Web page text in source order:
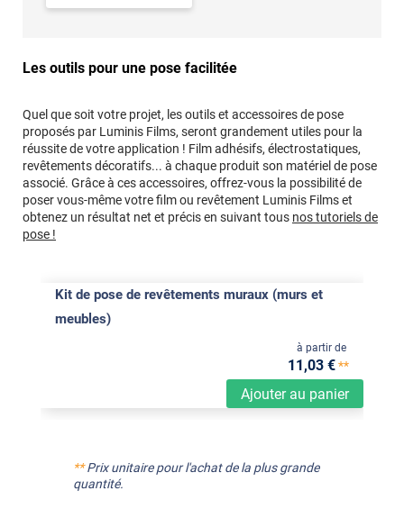
Les outils pour une pose facilitée
Quel que soit votre projet, les outils et accessoires de pose
proposés par Luminis Films, seront grandement utiles pour la
réussite de votre application ! Film adhésifs, électrostatiques,
revêtements décoratifs... à chaque produit son matériel de pose
associé. Grâce à ces accessoires, offrez-vous la possibilité de
poser vous-même votre film ou revêtement Luminis Films et
obtenez un résultat net et précis en suivant tous nos tutoriels de
pose !
Kit de pose de revêtements muraux (murs et
meubles)
Ajouter au panier
à partir de
11,03 €**
**Prix unitaire pour l'achat de la plus grande
quantité.